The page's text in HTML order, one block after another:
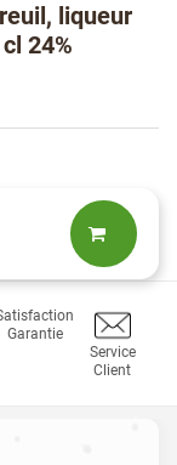
liqueur
24%
Garantie
Service
Client